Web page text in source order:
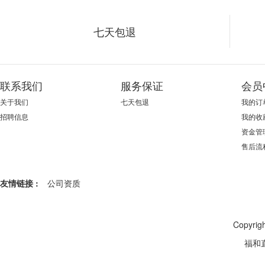
七天包退
联系我们
关于我们
招聘信息
服务保证
七天包退
会
我的订
我的收
资金管
售后流
友情链接 : 公司资质
福和